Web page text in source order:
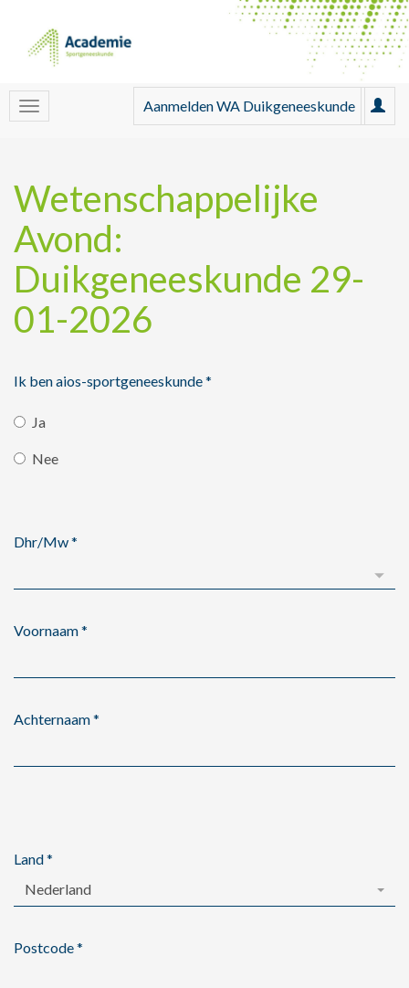
Aanmelden WA Duikgeneeskunde
Wetenschappelijke
Avond:
Duikgeneeskunde 29-
01-2026
Ik ben aios-sportgeneeskunde*
Ja
Nee
Dhr/Mw*
Voornaam*
Achternaam*
Land*
Nederland
Postcode*